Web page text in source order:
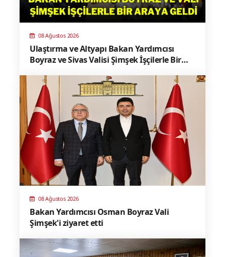
08 Ağustos 2026
Ulaştırma ve Altyapı Bakan Yardımcısı
Boyraz ve Sivas Valisi Şimşek İşçilerle Bir
08 Ağustos 2026
Bakan Yardımcısı Osman Boyraz Vali
Şimşek'i ziyaret etti